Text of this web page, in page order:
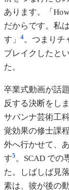
あります。「
だからです。私
す」
4。つまりチ
ブレイクしたと
た。
卒業式動画が話
反する決断をし
サバンナ芸術工
覚効果の修士課
外へ行かせて、
す5。SCAD での
た。しばしば見
素は、彼が後の